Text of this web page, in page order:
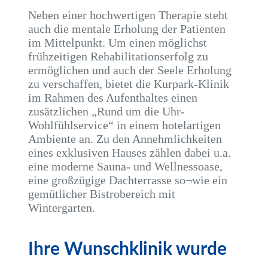
Neben einer hochwertigen Therapie steht
auch die mentale Erholung der Patienten
im Mittelpunkt. Um einen möglichst
frühzeitigen Rehabilitationserfolg zu
ermöglichen und auch der Seele Erholung
zu verschaffen, bietet die Kurpark-Klinik
im Rahmen des Aufenthaltes einen
zusätzlichen „Rund um die Uhr-
Wohlfühlservice“ in einem hotelartigen
Ambiente an. Zu den Annehmlichkeiten
eines exklusiven Hauses zählen dabei u.a.
eine moderne Sauna- und Wellnessoase,
eine großzügige Dachterrasse so¬wie ein
gemütlicher Bistrobereich mit
Wintergarten.
Ihre Wunschklinik wurde